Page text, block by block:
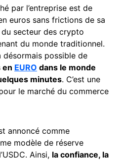
par l’entreprise est de
euros sans frictions de sa
secteur des crypto
du monde traditionnel.
désormais possible de
en EURO dans le monde
minutes. C’est une
le marché du commerce
annoncé comme
modèle de réserve
Ainsi, la confiance, la